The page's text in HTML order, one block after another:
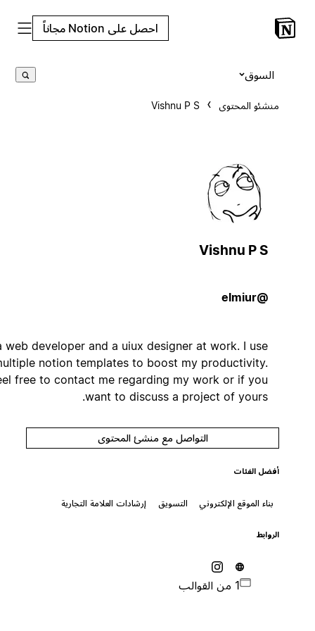
احصل على Notion مجاناً
منشئو المحتوى Vishnu P S
Vishnu P S
I'm a web developer and a uiux designer at work. I use
multiple notion templates to boost my productivity.
Feel free to contact me regarding my work or if you
want to discuss a project of yours.
التواصل مع منشئ المحتوى
أفضل الفئات
بناء الموقع الإلكتروني التسويق إرشادات العلامة التجارية